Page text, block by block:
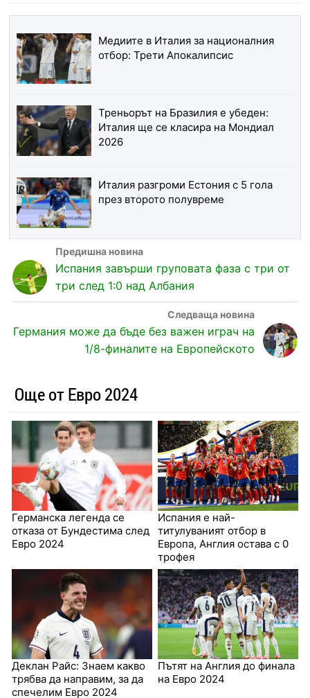
Медиите в Италия за националния
отбор: Трети Апокалипсис
Треньорът на Бразилия е убеден:
Италия ще се класира на Мондиал
2026
Италия разгроми Естония с 5 гола
през второто полувреме
Испания завърши груповата фаза с три от
три след 1:0 над Албания
Германия може да бъде без важен играч на
1/8-финалите на Европейското
Още от Евро 2024
Германска легенда се
отказа от Бундестима след
Евро 2024
Испания е най-
титулуваният отбор в
Европа, Англия остава с 0
трофея
Деклан Райс: Знаем какво
трябва да направим, за да
спечелим Евро 2024
Пътят на Англия до финала
на Евро 2024